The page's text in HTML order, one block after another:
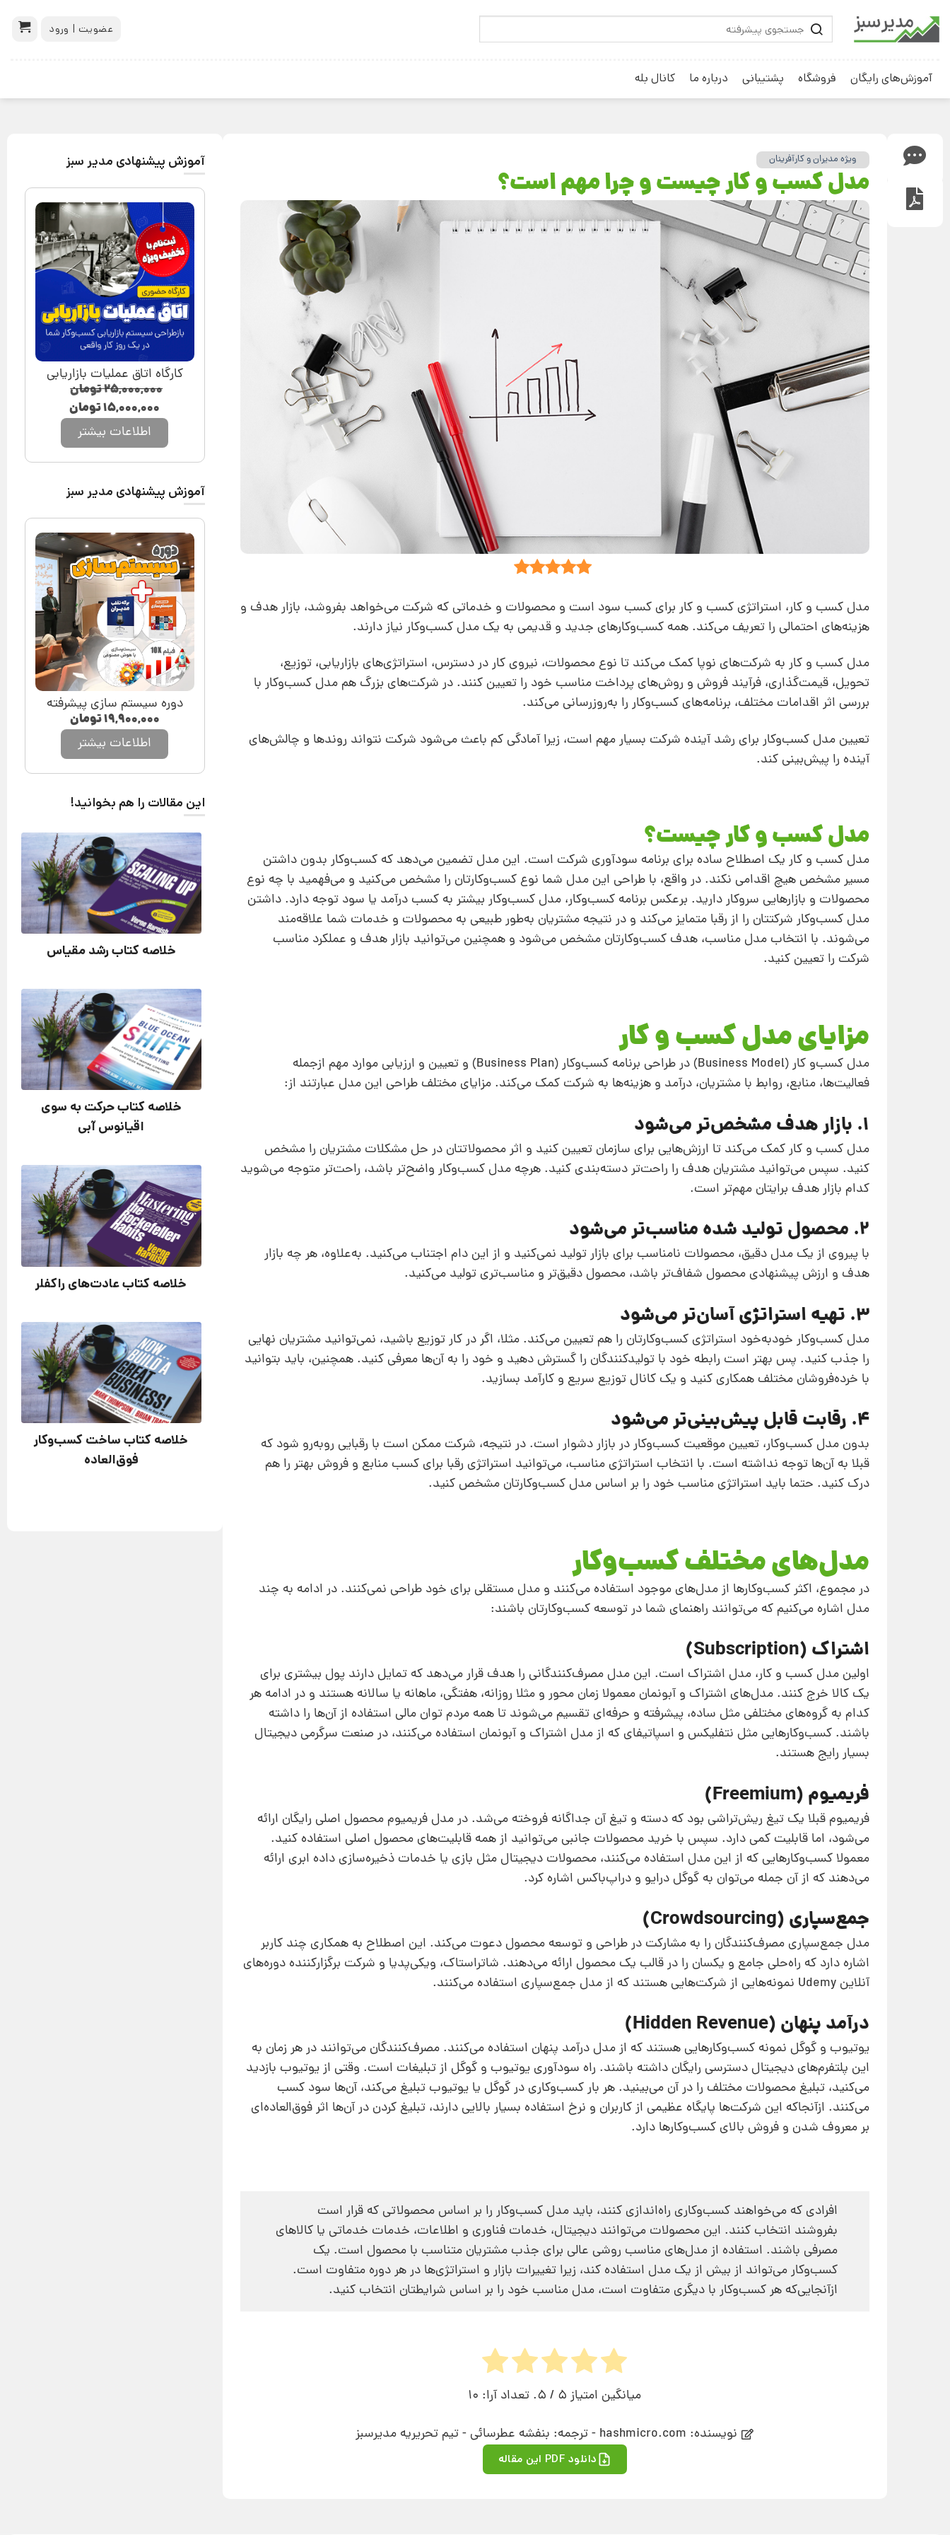
عضویت | ورود
آموزش‌های رایگان فروشگاه پشتیبانی درباره ما کانال بله
ویژه مدیران و کارآفرینان
مدل کسب و کار چیست و چرا مهم است؟
مدل کسب و کار، استراتژی کسب و کار برای کسب سود است و محصولات و خدماتی که شرکت می‌خواهد بفروشد، بازار هدف و
هزینه‌‌های احتمالی را تعریف می‌کند. همه کسب‌وکارهای جدید و قدیمی به یک مدل کسب‌وکار نیاز دارند.
مدل‌ کسب و کار به شرکت‌های نوپا کمک می‌کند تا نوع محصولات، نیروی کار در دسترس، استراتژی‌های بازاریابی، توزیع،
تحویل، قیمت‌گذاری، فرآیند فروش و روش‌های پرداخت مناسب خود را تعیین کنند. در شرکت‌های بزرگ هم مدل کسب‌وکار با
بررسی اثر اقدامات مختلف، برنامه‌های کسب‌وکار را به‌روزرسانی می‌کند.
تعیین مدل کسب‌وکار برای رشد آینده شرکت بسیار مهم است، زیرا آمادگی کم باعث می‌شود شرکت نتواند روندها و چالش‌های
آینده را پیش‌بینی کند.
مدل کسب و کار چیست؟
مدل کسب و کار یک اصطلاح ساده برای برنامه سودآوری شرکت است. این مدل تضمین می‌دهد که کسب‌وکار بدون داشتن
مسیر مشخص هیچ اقدامی نکند. در واقع، با طراحی این مدل شما نوع کسب‌وکارتان را مشخص می‌کنید و می‌فهمید با چه نوع
محصولات و بازارهایی سروکار دارید. برعکس برنامه کسب‌وکار، مدل کسب‌وکار بیشتر به کسب درآمد یا سود توجه دارد. داشتن
مدل کسب‌وکار شرکتتان را از رقبا متمایز می‌کند و در نتیجه مشتریان به‌طور طبیعی به محصولات و خدمات شما علاقه‌مند
می‌شوند. با انتخاب مدل مناسب، هدف کسب‌وکارتان مشخص می‌شود و همچنین می‌توانید بازار هدف و عملکرد مناسب
شرکت را تعیین کنید.
مزایای مدل کسب و کار
مدل کسب‌و کار (Business Model) در طراحی برنامه کسب‌وکار (Business Plan) و تعیین و ارزیابی موارد مهم ازجمله
فعالیت‌‌ها، منابع، روابط با مشتریان، درآمد و هزینه‌‌ها به شرکت کمک می‌کند. مزایای مختلف طراحی این مدل عبارتند از:
1. بازار هدف مشخص‌تر می‌شود
مدل کسب و کار کمک می‌کند تا ارزش‌هایی برای سازمان تعیین کنید و اثر محصولاتتان در حل مشکلات مشتریان را مشخص
کنید. سپس می‌توانید مشتریان هدف را راحت‌تر دسته‌بندی کنید. هرچه مدل کسب‌وکار واضح‌تر باشد، راحت‌تر متوجه می‌شوید
کدام بازار هدف برایتان مهم‌تر است.
2. محصول تولید شده مناسب‌تر می‌شود
با پیروی از یک مدل دقیق، محصولات نامناسب برای بازار تولید نمی‌کنید و از این دام اجتناب می‌‌کنید. به‌علاوه، هر چه بازار
هدف و ارزش پیشنهادی محصول شفاف‌تر باشد، محصول دقیق‌تر و مناسب‌تری تولید می‌کنید.
3. تهیه استراتژی آسان‌تر می‌شود
مدل کسب‌وکار خودبه‌خود استراتژی کسب‌وکارتان را هم تعیین می‌کند. مثلا، اگر در کار توزیع باشید، نمی‌توانید مشتریان نهایی
را جذب کنید. پس بهتر است رابطه خود با تولیدکنندگان را گسترش دهید و خود را به آن‌ها معرفی کنید. همچنین، باید بتوانید
با خرده‌فروشان مختلف همکاری کنید و یک کانال توزیع سریع و کارآمد بسازید.
4. رقابت قابل پیش‌بینی‌تر می‌شود
بدون مدل کسب‌وکار، تعیین موقعیت کسب‌وکار در بازار دشوار است. در نتیجه، شرکت ممکن است با رقبایی روبه‌رو شود که
قبلا به آن‌ها توجه نداشته است. با انتخاب استراتژی مناسب، می‌توانید استراتژی‌‌ رقبا برای کسب منابع و فروش بهتر را هم
درک کنید. حتما باید استراتژی مناسب خود را بر اساس مدل کسب‌وکارتان مشخص کنید.
مدل‌‌های مختلف کسب‌وکار
در مجموع، اکثر کسب‌وکارها از مدل‌های موجود استفاده می‌کنند و مدل مستقلی برای خود طراحی نمی‌کنند. در ادامه به چند
مدل اشاره می‌کنیم که می‌توانند راهنمای شما در توسعه کسب‌وکارتان باشند:
اشتراک (Subscription)
اولین مدل کسب و کار، مدل اشتراک است. این مدل مصرف‌کنندگانی را هدف قرار می‌دهد که تمایل دارند پول بیشتری برای
یک کالا خرج کنند. مدل‌های اشتراک و آبونمان معمولا زمان محور و مثلا روزانه، هفتگی، ماهانه یا سالانه هستند و در ادامه هر
کدام به گروه‌های مختلفی مثل ساده، پیشرفته و حرفه‌ای تقسیم می‌شوند تا همه مردم توان مالی استفاده از آن‌ها را داشته
باشند. کسب‌وکارهایی مثل نتفلیکس و اسپاتیفای که از مدل اشتراک و آبونمان استفاده می‌کنند، در صنعت سرگرمی دیجیتال
بسیار رایج هستند.
فریمیوم (Freemium)
فریمیوم قبلا یک تیغ ریش‌تراشی بود که دسته و تیغ آن جداگانه فروخته می‌شد. در مدل فریمیوم محصول اصلی رایگان ارائه
می‌شود، اما قابلیت کمی دارد. سپس با خرید محصولات جانبی می‌توانید از همه قابلیت‌های محصول اصلی استفاده کنید.
معمولا کسب‌وکارهایی که از این مدل استفاده می‌کنند، محصولات دیجیتال مثل بازی‌ یا خدمات ذخیره‌سازی داده‌ ابری ارائه
می‌دهند که از آن جمله می‌توان به گوگل درایو و دراپ‌باکس اشاره کرد.
جمع‌سپاری (Crowdsourcing)
مدل‌‌ جمع‌سپاری مصرف‌کنندگان را به مشارکت در طراحی و توسعه محصول دعوت می‌کند. این اصطلاح به همکاری چند کاربر
اشاره دارد که راه‌حلی جامع و یکسان را در قالب یک محصول ارائه می‌دهند. شاتراستاک، ویکی‌پدیا و شرکت برگزار‌کننده دوره‌‌های
آنلاین Udemy نمونه‌‌هایی از شرکت‌‌هایی هستند که از مدل‌‌ جمع‌سپاری استفاده می‌کنند.
درآمد پنهان (Hidden Revenue)
یوتیوب و گوگل نمونه کسب‌وکارهایی هستند که از مدل‌‌ درآمد پنهان استفاده می‌کنند. مصرف‌کنندگان می‌توانند در هر زمان به
این پلتفرم‌های دیجیتال دسترسی رایگان داشته باشند. راه سودآوری یوتیوب و گوگل از تبلیغات است. وقتی از یوتیوب بازدید
می‌کنید، تبلیغ محصولات مختلف را در آن می‌بینید. هر بار کسب‌وکاری در گوگل یا یوتیوب تبلیغ می‌کند، آن‌ها سود کسب
می‌کنند. ازآنجاکه این شرکت‌ها پایگاه عظیمی از کاربران و نرخ استفاده بسیار بالایی دارند، تبلیغ کردن در آن‌ها اثر فوق‌العاده‌ای
بر معروف شدن و فروش بالای کسب‌وکارها دارد.
افرادی که می‌خواهند کسب‌وکاری راه‌اندازی کنند، باید مدل کسب‌وکار را بر اساس محصولاتی که قرار است
بفروشند انتخاب کنند. این محصولات می‌توانند دیجیتال، خدمات فناوری و اطلاعات، خدمات خدماتی یا کالاهای
مصرفی باشند. استفاده از مدل‌های مناسب روشی عالی برای جذب مشتریان متناسب با محصول است. یک
کسب‌وکار می‌تواند از بیش از یک مدل استفاده کند، زیرا تغییرات بازار و استراتژی‌‌ها در هر دوره متفاوت است.
ازآنجایی‌که هر کسب‌وکار با دیگری متفاوت است، مدل مناسب خود را بر اساس شرایطتان انتخاب کنید.
میانگین امتیاز 5 / 5. تعداد آرا:
10
نویسنده: hashmicro.com - ترجمه: بنفشه عطرسائی - تیم تحریریه مدیرسبز
دانلود PDF این مقاله
آموزش پیشنهادی مدیر سبز
کارگاه اتاق عملیات بازاریابی
۲۵,۰۰۰,۰۰۰تومان
۱۵,۰۰۰,۰۰۰تومان
اطلاعات بیشتر
آموزش پیشنهادی مدیر سبز
دوره سیستم سازی پیشرفته
۱۹,۹۰۰,۰۰۰تومان
اطلاعات بیشتر
این مقالات را هم بخوانید!
خلاصه کتاب رشد مقیاس
خلاصه کتاب حرکت به سوی
اقیانوس آبی
خلاصه کتاب عادت‌های راکفلر
خلاصه کتاب ساخت کسب‌وکار
فوق‌العاده